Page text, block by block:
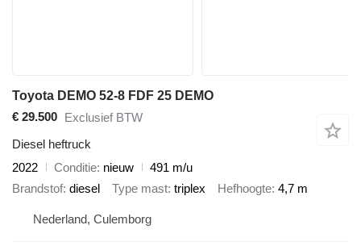
Toyota DEMO 52-8 FDF 25 DEMO
€ 29.500 Exclusief BTW
Diesel heftruck
2022
Conditie nieuw
491 m/u
Brandstof diesel Type mast triplex Hefhoogte 4,7 m
Nederland, Culemborg